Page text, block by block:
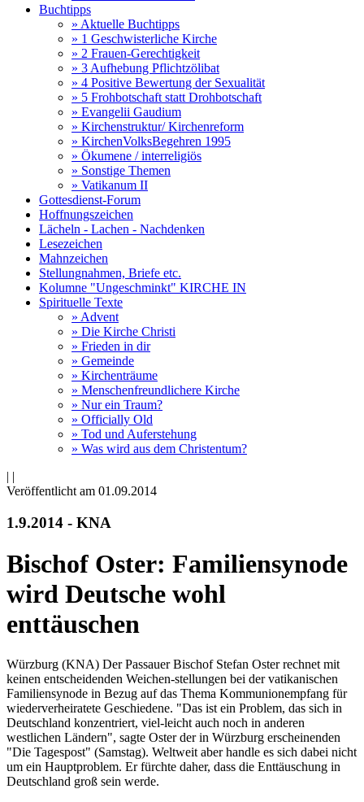
Buchtipps
» Aktuelle Buchtipps
» 1 Geschwisterliche Kirche
» 2 Frauen-Gerechtigkeit
» 3 Aufhebung Pflichtzölibat
» 4 Positive Bewertung der Sexualität
» 5 Frohbotschaft statt Drohbotschaft
» Evangelii Gaudium
» Kirchenstruktur/ Kirchenreform
» KirchenVolksBegehren 1995
» Ökumene / interreligiös
» Sonstige Themen
» Vatikanum II
Gottesdienst-Forum
Hoffnungszeichen
Lächeln - Lachen - Nachdenken
Lesezeichen
Mahnzeichen
Stellungnahmen, Briefe etc.
Kolumne "Ungeschminkt" KIRCHE IN
Spirituelle Texte
» Advent
» Die Kirche Christi
» Frieden in dir
» Gemeinde
» Kirchenträume
» Menschenfreundlichere Kirche
» Nur ein Traum?
» Officially Old
» Tod und Auferstehung
» Was wird aus dem Christentum?
| |
Veröffentlicht am 01­.09.2014
1.9.2014 - KNA
Bischof Oster: Familiensynode
wird Deutsche wohl
enttäuschen
Würzburg (KNA) Der Passauer Bischof Stefan Oster rechnet mit
keinen entscheidenden Weichen-stellungen bei der vatikanischen
Familiensynode in Bezug auf das Thema Kommunionempfang für
wiederverheiratete Geschiedene. "Das ist ein Problem, das sich in
Deutschland konzentriert, viel-leicht auch noch in anderen
westlichen Ländern", sagte Oster der in Würzburg erscheinenden
"Die Tagespost" (Samstag). Weltweit aber handle es sich dabei nicht
um ein Hauptproblem. Er fürchte daher, dass die Enttäuschung in
Deutschland groß sein werde.